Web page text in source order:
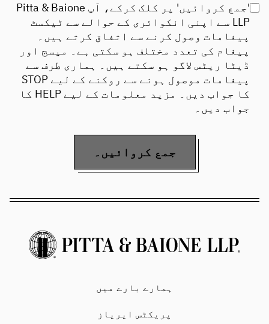
'جمع کروائیں' پر کلک کرکے، آپ Pitta & Baione
LLP سے اپنی انکوائری کے حوالے سے ٹیکسٹ
پیغامات وصول کرنے سے اتفاق کرتے ہیں۔
پیغام کی تعدد مختلف ہو سکتی ہے۔ میسج اور
ڈیٹا ریٹس لاگو ہو سکتے ہیں۔ ہماری طرف سے
پیغامات موصول ہونے سے روکنے کے لیے STOP
کا جواب دیں۔ مزید معلومات کے لیے HELP کا
جواب دیں۔
جمع کروائیں۔
ہمارے بارے میں
پریکٹس ایریاز